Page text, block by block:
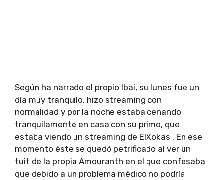
Según ha narrado el propio Ibai, su lunes fue un
día muy tranquilo, hizo streaming con
normalidad y por la noche estaba cenando
tranquilamente en casa con su primo, que
estaba viendo un streaming de ElXokas . En ese
momento éste se quedó petrificado al ver un
tuit de la propia Amouranth en el que confesaba
que debido a un problema médico no podría